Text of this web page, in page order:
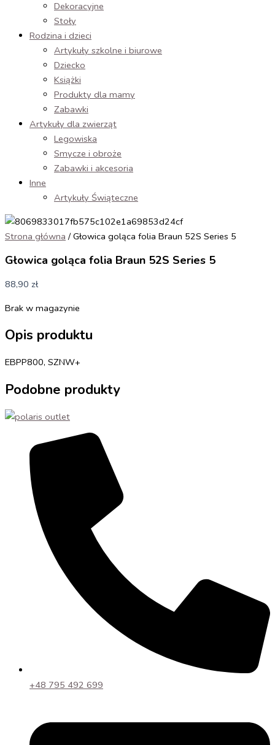
Dekoracyjne
Stoły
Rodzina i dzieci
Artykuły szkolne i biurowe
Dziecko
Książki
Produkty dla mamy
Zabawki
Artykuły dla zwierząt
Legowiska
Smycze i obroże
Zabawki i akcesoria
Inne
Artykuły Świąteczne
Strona główna / Głowica goląca folia Braun 52S Series 5
Głowica goląca folia Braun 52S Series 5
88,90 zł
Brak w magazynie
Opis produktu
EBPP800, SZNW+
Podobne produkty
+48 795 492 699